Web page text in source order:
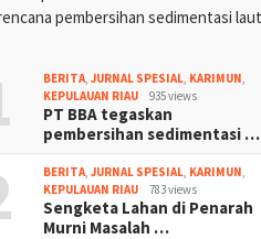
BERITA,JURNAL SPESIAL, KARIMUN,
KEPULAUAN RIAU
935 views
PT BBA tegaskan
pembersihan sedimentasi …
BERITA,JURNAL SPESIAL, KARIMUN,
KEPULAUAN RIAU
783 views
Sengketa Lahan di Penarah
Murni Masalah …